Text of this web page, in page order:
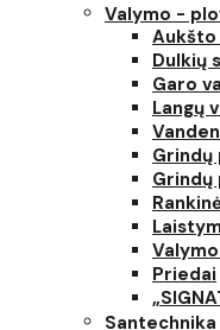
Valymo -
Aukšto
Dulkių
Garo
Langų
Grindų
Grindų
Priedai
Santechnika